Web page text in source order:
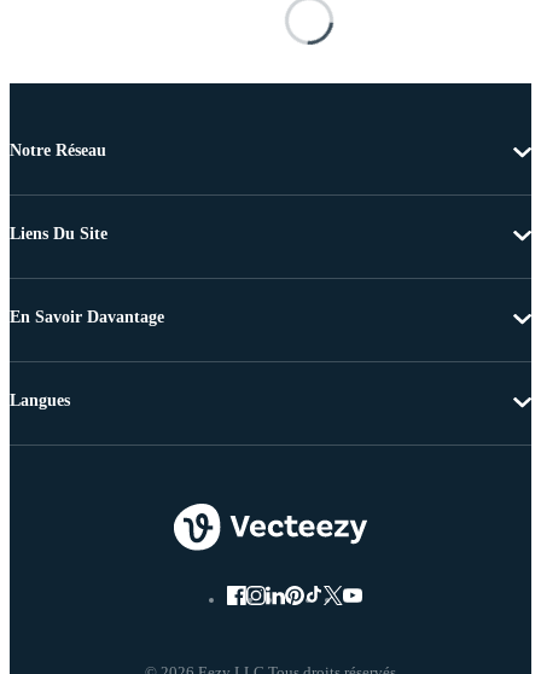
Notre Réseau
Liens Du Site
En Savoir Davantage
Langues